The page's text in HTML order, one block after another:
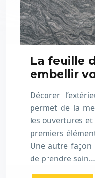
La feuille
embellir
Décorer
permet de la
les ouvertures
premiers
Une autre façon
de prendre soin…